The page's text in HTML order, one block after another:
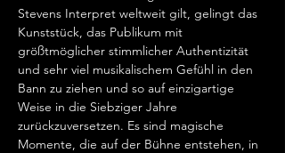
Stevens Interpret weltweit gilt, gelingt das
Kunststück, das Publikum mit
größtmöglicher stimmlicher Authentizität
und sehr viel musikalischem Gefühl in den
Bann zu ziehen und so auf einzigartige
Weise in die Siebziger Jahre
zurückzuversetzen. Es sind magische
Momente, die auf der Bühne entstehen, in